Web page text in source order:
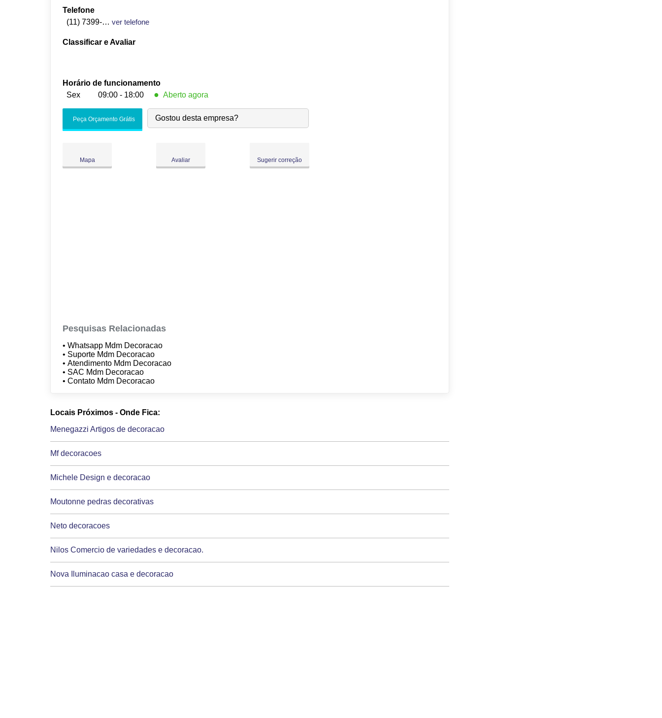
Telefone
(11) 7399-0665
ver telefone
Classificar e Avaliar
Horário de funcionamento
Sex
09:00 - 18:00 ● Aberto agora
Sex:
Fecha às 18:00
Peça Orçamento Grátis Gostou desta empresa?
Mapa Avaliar Sugerir correção
Pesquisas Relacionadas
• Whatsapp Mdm Decoracao
• Suporte Mdm Decoracao
• Atendimento Mdm Decoracao
• SAC Mdm Decoracao
• Contato Mdm Decoracao
Locais Próximos - Onde Fica:
Menegazzi Artigos de decoracao
Mf decoracoes
Michele Design e decoracao
Moutonne pedras decorativas
Neto decoracoes
Nilos Comercio de variedades e decoracao.
Nova Iluminacao casa e decoracao